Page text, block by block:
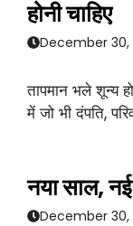
होनी चाहिए
December 30,
तापमान भले शून्य
में जो भी दंपति,
नया साल,
December 30,